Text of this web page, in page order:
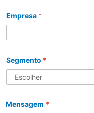
Empresa *
Segmento *
Mensagem *